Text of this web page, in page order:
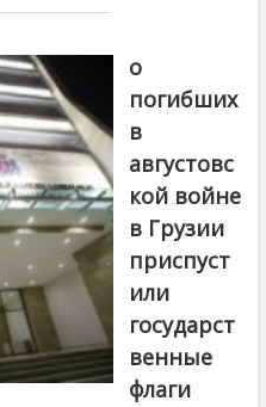
о
погибших
в
августовс
кой войне
в Грузии
приспуст
или
государст
венные
флаги